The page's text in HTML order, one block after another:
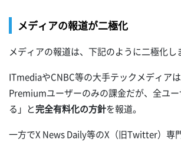
メディアの報道が二極化
メディアの報道は、下記のように二極化し
ITmediaやCNBC等の大手テックメディア
Premiumユーザーのみの課金だが、全ユ
る」と完全有料化の方針を報道。
一方でX News Daily等のX（旧Twitter）専